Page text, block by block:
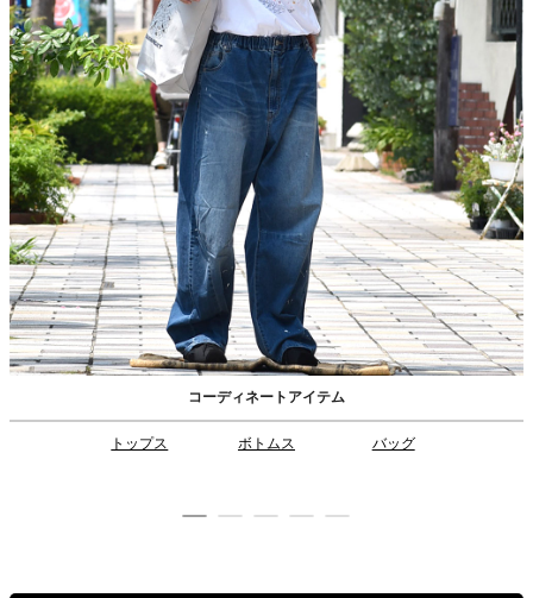
コーディネートアイテム
トップス ボトムス バッグ